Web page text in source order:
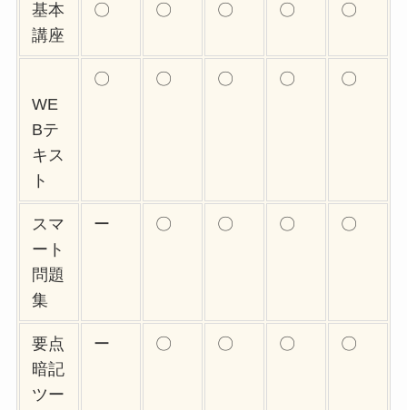
基本
講座
〇 〇 〇 〇 〇
WE
Bテ
キス
ト
〇 〇 〇 〇 〇
スマ
ート
問題
集
ー 〇 〇 〇 〇
要点
暗記
ツー
ー 〇 〇 〇 〇